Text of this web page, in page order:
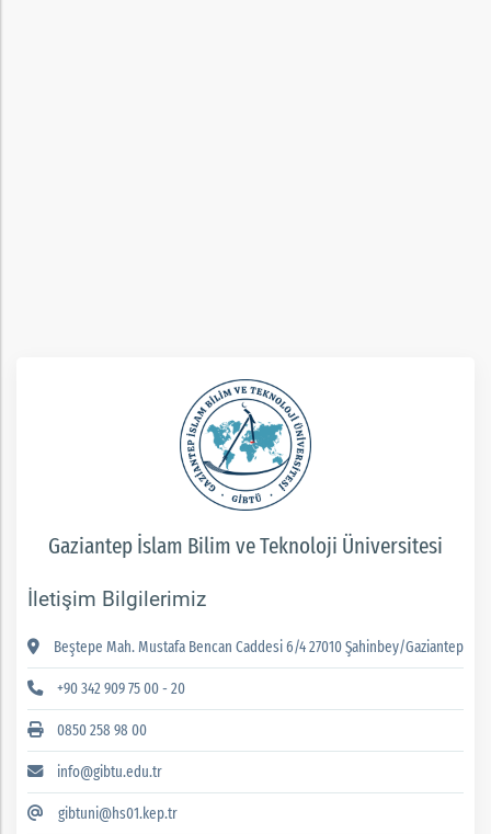
Gaziantep İslam Bilim ve Teknoloji Üniversitesi
İletişim Bilgilerimiz
Beştepe Mah. Mustafa Bencan Caddesi 6/4 27010 Şahinbey/Gaziantep
+90 342 909 75 00 - 20
0850 258 98 00
info@gibtu.edu.tr
gibtuni@hs01.kep.tr